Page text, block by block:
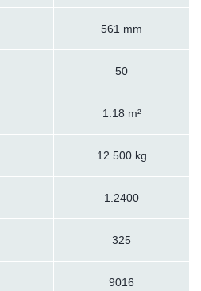
561 mm
50
1.18 m²
12.500 kg
1.2400
325
9016